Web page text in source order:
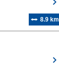
8.9 km